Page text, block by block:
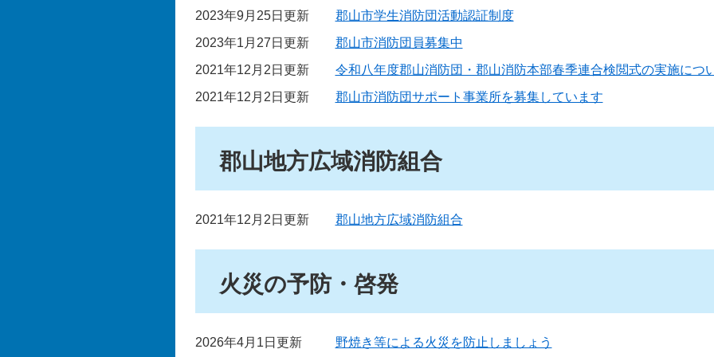
2023年9月25日更新
郡山市学生消防団活動認証制度
2023年1月27日更新
郡山市消防団員募集中
2021年12月2日更新
令和八年度郡山消防団・郡山消防本部春季連合検閲式の実施につ
2021年12月2日更新
郡山市消防団サポート事業所を募集しています
郡山地方広域消防組合
2021年12月2日更新 郡山地方広域消防組合
火災の予防・啓発
2026年4月1日更新 野焼き等による火災を防止しましょう